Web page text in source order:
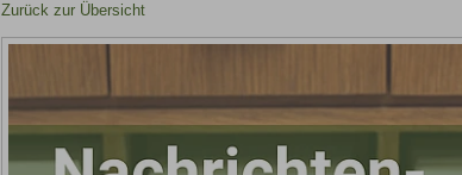
Zurück zur Übersicht